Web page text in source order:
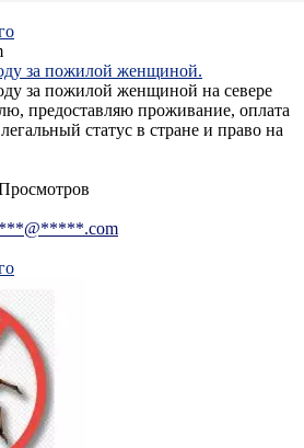
за пожилой женщиной.
за пожилой женщиной на севере
предоставляю проживание, оплата
статус в стране и право на